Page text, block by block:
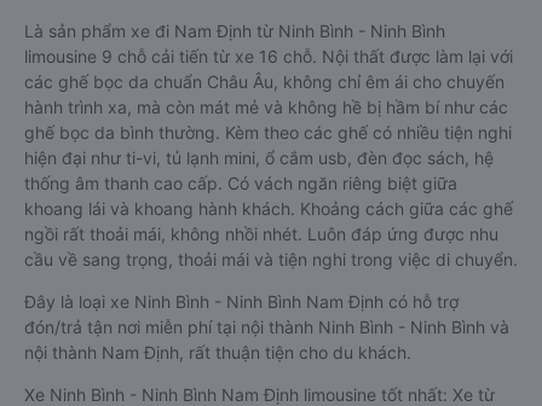
Là sản phẩm xe đi Nam Định từ Ninh Bình - Ninh Bình
limousine 9 chỗ cải tiến từ xe 16 chỗ. Nội thất được làm lại với
các ghế bọc da chuẩn Châu Âu, không chỉ êm ái cho chuyến
hành trình xa, mà còn mát mẻ và không hề bị hầm bí như các
ghế bọc da bình thường. Kèm theo các ghế có nhiều tiện nghi
hiện đại như ti-vi, tủ lạnh mini, ổ cắm usb, đèn đọc sách, hệ
thống âm thanh cao cấp. Có vách ngăn riêng biệt giữa
khoang lái và khoang hành khách. Khoảng cách giữa các ghế
ngồi rất thoải mái, không nhồi nhét. Luôn đáp ứng được nhu
cầu về sang trọng, thoải mái và tiện nghi trong việc di chuyển.
Đây là loại xe Ninh Bình - Ninh Bình Nam Định có hỗ trợ
đón/trả tận nơi miễn phí tại nội thành Ninh Bình - Ninh Bình và
nội thành Nam Định, rất thuận tiện cho du khách.
Xe Ninh Bình - Ninh Bình Nam Định limousine tốt nhất: Xe từ